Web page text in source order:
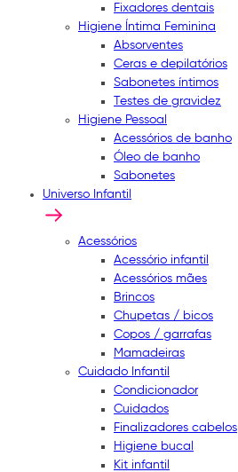
Fixadores dentais
Higiene Íntima Feminina
Absorventes
Ceras e depilatórios
Sabonetes íntimos
Testes de gravidez
Higiene Pessoal
Acessórios de banho
Óleo de banho
Sabonetes
Universo Infantil
Acessórios
Acessório infantil
Acessórios mães
Brincos
Chupetas / bicos
Copos / garrafas
Mamadeiras
Cuidado Infantil
Condicionador
Cuidados
Finalizadores cabelos
Higiene bucal
Kit infantil